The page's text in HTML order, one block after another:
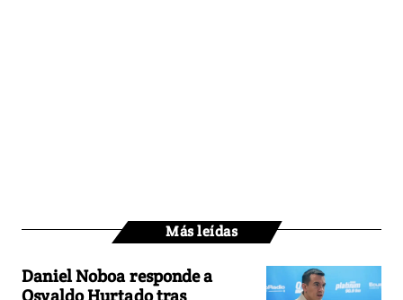
Más leídas
Daniel Noboa responde a
Osvaldo Hurtado tras